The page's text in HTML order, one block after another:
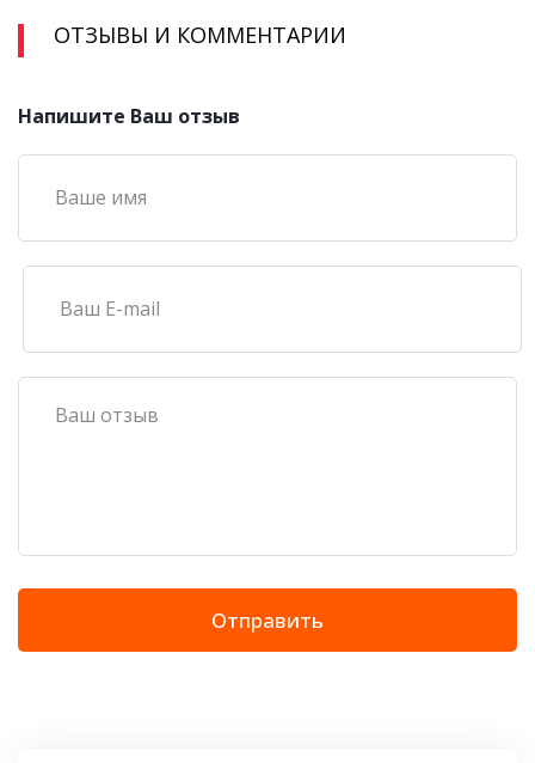
ОТЗЫВЫ И КОММЕНТАРИИ
Напишите Ваш отзыв
Отправить